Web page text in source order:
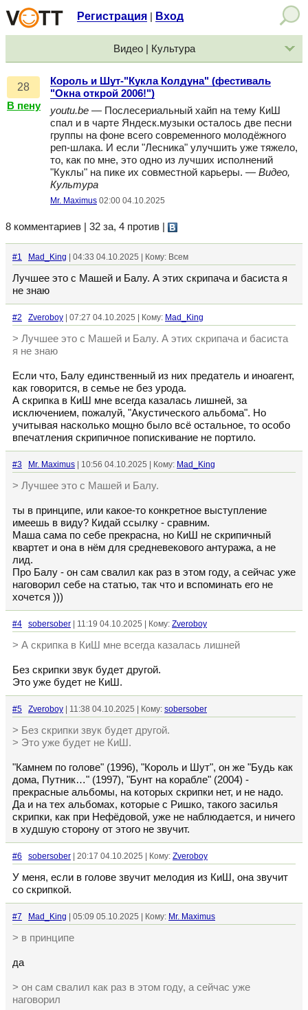
Регистрация Вход
Видео | Культура
28
В пену
Король и Шут-"Кукла Колдуна" (фестиваль
"Окна открой 2006!")
youtu.be — Послесериальный хайп на тему КиШ
спал и в чарте Яндеск.музыки осталось две песни
группы на фоне всего современного молодёжного
реп-шлака. И если "Лесника" улучшить уже тяжело,
то, как по мне, это одно из лучших исполнений
"Куклы" на пике их совместной карьеры. — Видео,
Культура
Mr. Maximus 02:00 04.10.2025
8 комментариев | 32 за, 4 против
#1 Mad_King | 04:33 04.10.2025 | Кому: Всем
Лучшее это с Машей и Балу. А этих скрипача и басиста я
не знаю
#2 Zveroboy | 07:27 04.10.2025 | Кому: Mad_King
> Лучшее это с Машей и Балу. А этих скрипача и басиста
я не знаю
Если что, Балу единственный из них предатель и иноагент,
как говорится, в семье не без урода.
А скрипка в КиШ мне всегда казалась лишней, за
исключением, пожалуй, "Акустического альбома". Но
учитывая насколько мощно было всё остальное, то особо
впечатления скрипичное попискивание не портило.
#3 Mr. Maximus | 10:56 04.10.2025 | Кому: Mad_King
> Лучшее это с Машей и Балу.
ты в принципе, или какое-то конкретное выступление
имеешь в виду? Кидай ссылку - сравним.
Маша сама по себе прекрасна, но КиШ не скрипичный
квартет и она в нём для средневекового антуража, а не
лид.
Про Балу - он сам свалил как раз в этом году, а сейчас уже
наговорил себе на статью, так что и вспоминать его не
хочется )))
#4 sobersober | 11:19 04.10.2025 | Кому: Zveroboy
> А скрипка в КиШ мне всегда казалась лишней
Без скрипки звук будет другой.
Это уже будет не КиШ.
#5 Zveroboy | 11:38 04.10.2025 | Кому: sobersober
> Без скрипки звук будет другой.
> Это уже будет не КиШ.
"Камнем по голове" (1996), "Король и Шут", он же "Будь как
дома, Путник…" (1997), "Бунт на корабле" (2004) -
прекрасные альбомы, на которых скрипки нет, и не надо.
Да и на тех альбомах, которые с Ришко, такого засилья
скрипки, как при Нефёдовой, уже не наблюдается, и ничего
в худшую сторону от этого не звучит.
#6 sobersober | 20:17 04.10.2025 | Кому: Zveroboy
У меня, если в голове звучит мелодия из КиШ, она звучит
со скрипкой.
#7 Mad_King | 05:09 05.10.2025 | Кому: Mr. Maximus
> в принципе
да
> он сам свалил как раз в этом году, а сейчас уже
наговорил